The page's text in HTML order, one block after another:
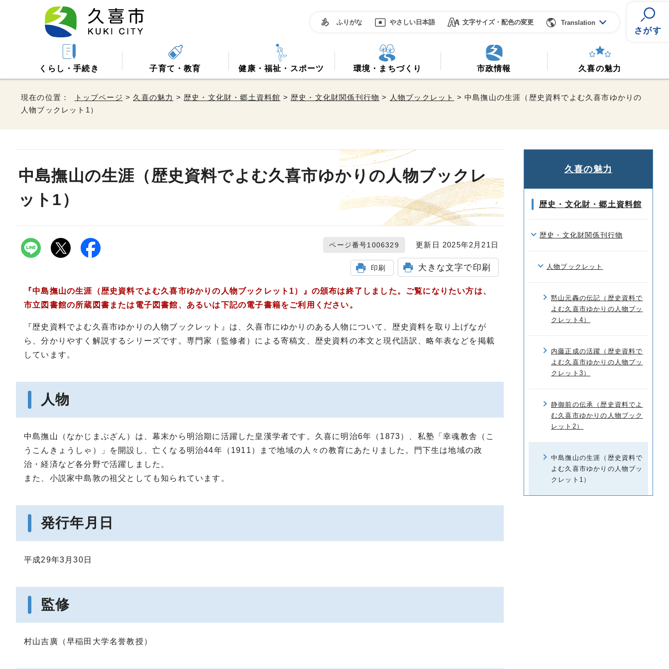
ふりがな やさしい日本語 文字サイズ・配色の変更 Translation
さがす
くらし・手続き 子育て・教育 健康・福祉・スポーツ 環境・まちづくり 市政情報 久喜の魅力
現在の位置： トップページ > 久喜の魅力 > 歴史・文化財・郷土資料館 > 歴史・文化財関係刊行物 > 人物ブックレット > 中島撫山の生涯（歴史資料でよむ久喜市ゆかりの
人物ブックレット1）
中島撫山の生涯（歴史資料でよむ久喜市ゆかりの人物ブックレ
ット1）
ページ番号1006329 更新日 2025年2月21日
印刷 大きな文字で印刷
『中島撫山の生涯（歴史資料でよむ久喜市ゆかりの人物ブックレット1）』の頒布は終了しました。ご覧になりたい方は、
市立図書館の所蔵図書または電子図書館、あるいは下記の電子書籍をご利用ください。
『歴史資料でよむ久喜市ゆかりの人物ブックレット』は、久喜市にゆかりのある人物について、歴史資料を取り上げなが
ら、分かりやすく解説するシリーズです。専門家（監修者）による寄稿文、歴史資料の本文と現代語訳、略年表などを掲載
しています。
人物
中島撫山（なかじまぶざん）は、幕末から明治期に活躍した皇漢学者です。久喜に明治6年（1873）、私塾「幸魂教舎（こ
うこんきょうしゃ）」を開設し、亡くなる明治44年（1911）まで地域の人々の教育にあたりました。門下生は地域の政
治・経済など各分野で活躍しました。
また、小説家中島敦の祖父としても知られています。
発行年月日
平成29年3月30日
監修
村山吉廣（早稲田大学名誉教授）
久喜の魅力
歴史・文化財・郷土資料館
歴史・文化財関係刊行物
人物ブックレット
黙山元轟の伝記（歴史資料で
よむ久喜市ゆかりの人物ブッ
クレット4）
内藤正成の活躍（歴史資料で
よむ久喜市ゆかりの人物ブッ
クレット3）
静御前の伝承（歴史資料でよ
む久喜市ゆかりの人物ブック
レット2）
中島撫山の生涯（歴史資料で
よむ久喜市ゆかりの人物ブッ
クレット1）